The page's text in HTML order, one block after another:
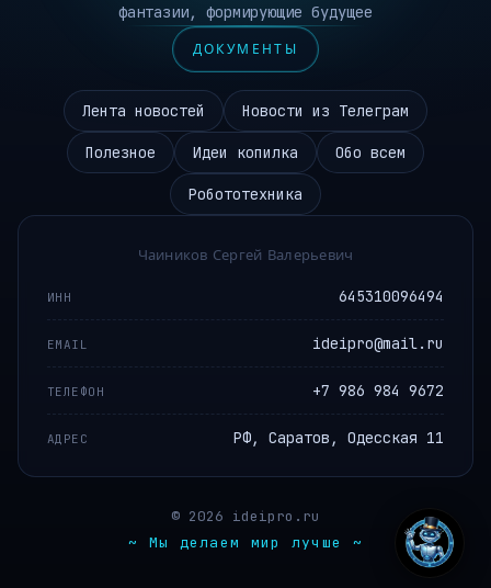
фантазии, формирующие будущее
ДОКУМЕНТЫ
Лента новостей Новости из Телеграм
Полезное Идеи копилка Обо всем
Робототехника
Чаиников Сергей Валерьевич
ИНН 645310096494
EMAIL ideipro@mail.ru
ТЕЛЕФОН +7 986 984 9672
АДРЕС РФ, Саратов, Одесская 11
© 2026 ideipro.ru
~ Мы делаем мир лучше ~